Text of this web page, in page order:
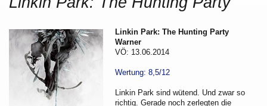
Linkin Park: The Hunting Party
Warner
VÖ: 13.06.2014
Wertung: 8,5/12
Linkin Park sind wütend. Und zwar so
richtig. Gerade noch zerlegten die